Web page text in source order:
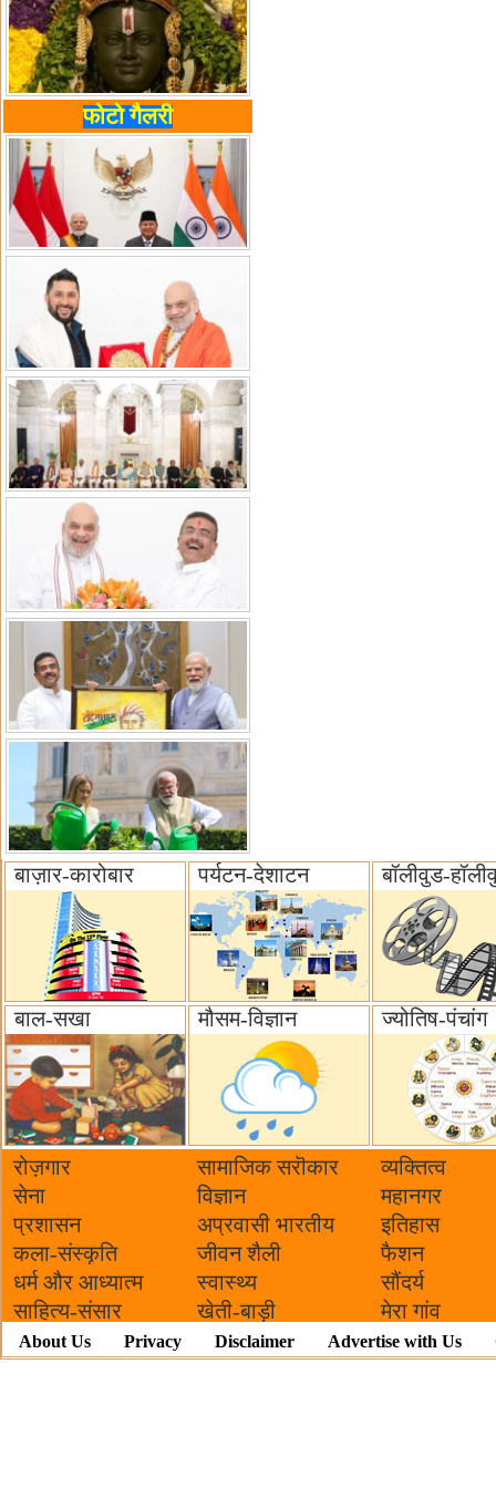
फोटो गैलरी
बाज़ार-कारोबार पर्यटन-देशाटन बॉलीवुड-
बाल-सखा मौसम-विज्ञान ज्योतिष-पंचांग
रोज़गार सामाजिक सरॊकार‌
व्यक्तित्व
सेना
विज्ञान
महानगर
प्रशासन
अप्रवासी भारतीय
इतिहास
कला-संस्कृति
जीवन शैली
फैशन
धर्म और आध्यात्म
स्वास्थ्य
सौंदर्य
साहित्य-संसार
खेती-बाड़ी मेरा गांव
About Us Privacy Disclaimer Advertise with Us